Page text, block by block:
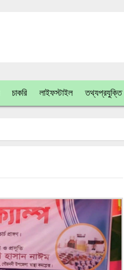
চাকরি লাইফস্টাইল তথ্যপ্রযুক্তি